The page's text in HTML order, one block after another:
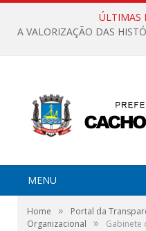
ÚLTIMAS
MENU
Home » Portal da
Organizacional
» Gabinete